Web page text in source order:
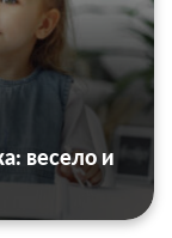
весело и